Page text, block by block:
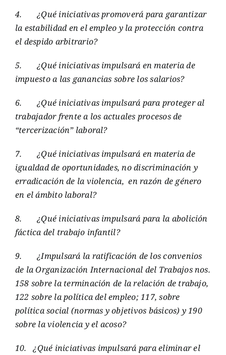
4.¿Qué iniciativas promoverá para garantizar
la estabilidad en el empleo y la protección contra
el despido arbitrario?
5.¿Qué iniciativas impulsará en materia de
impuesto a las ganancias sobre los salarios?
6.¿Qué iniciativas impulsará para proteger al
trabajador frente a los actuales procesos de
“tercerización” laboral?
7.¿Qué iniciativas impulsará en materia de
igualdad de oportunidades, no discriminación y
erradicación de la violencia, en razón de género
en el ámbito laboral?
8.¿Qué iniciativas impulsará para la abolición
fáctica del trabajo infantil?
9.¿Impulsará la ratificación de los convenios
de la Organización Internacional del Trabajos nos.
158 sobre la terminación de la relación de trabajo,
122 sobre la política del empleo; 117, sobre
política social (normas y objetivos básicos) y 190
sobre la violencia y el acoso?
10.¿Qué iniciativas impulsará para eliminar el